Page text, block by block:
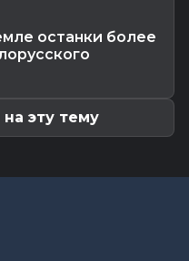
области:
останки более
эту тему